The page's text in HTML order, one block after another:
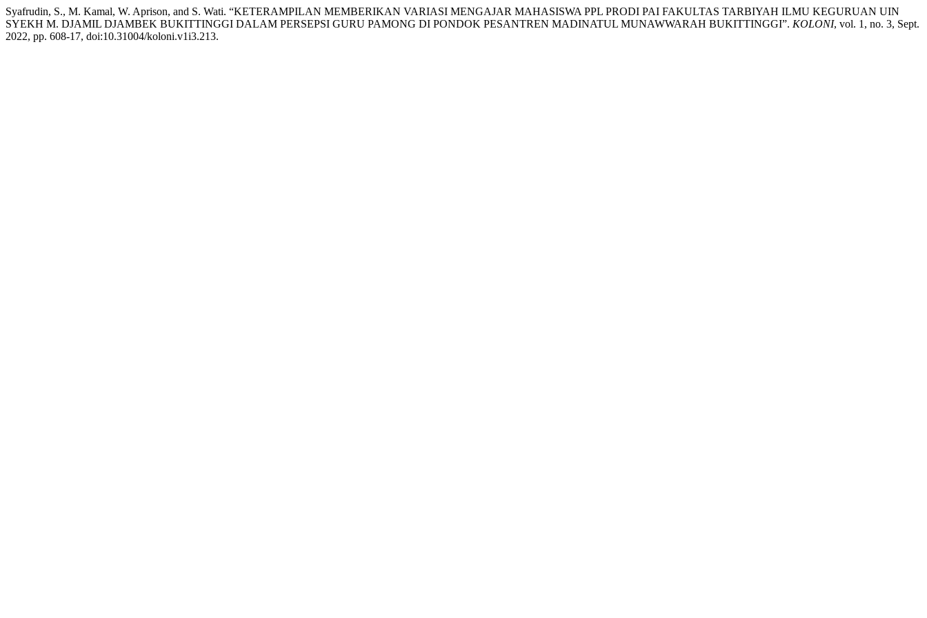
Syafrudin, S., M. Kamal, W. Aprison, and S. Wati. “KETERAMPILAN MEMBERIKAN VARIASI MENGAJAR MAHASISWA PPL PRODI PAI FAKULTAS TARBIYAH ILMU KEGURUAN UIN
SYEKH M. DJAMIL DJAMBEK BUKITTINGGI DALAM PERSEPSI GURU PAMONG DI PONDOK PESANTREN MADINATUL MUNAWWARAH BUKITTINGGI”. KOLONI, vol. 1, no. 3, Sept.
2022, pp. 608-17, doi:10.31004/koloni.v1i3.213.